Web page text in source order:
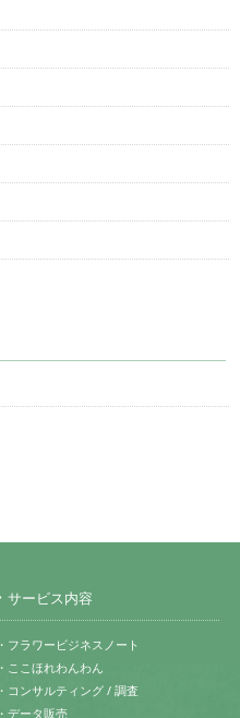
サービス内容
・フラワービジネスノート
・ここほれわんわん
・コンサルティング / 調査
・データ販売